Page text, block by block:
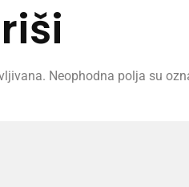
Neophodna polja su